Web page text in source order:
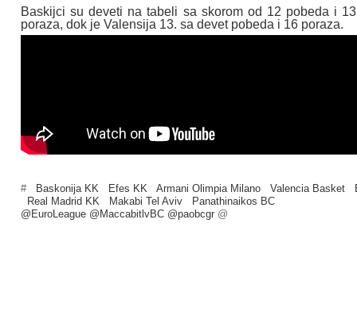
Baskijci su deveti na tabeli sa skorom od 12 pobeda i 13
poraza, dok je Valensija 13. sa devet pobeda i 16 poraza.
# Baskonija KK Efes KK Armani Olimpia Milano Valencia Basket
Real Madrid KK
Makabi Tel Aviv
Panathinaikos BC
@EuroLeague @MaccabitlvBC @paobcgr @